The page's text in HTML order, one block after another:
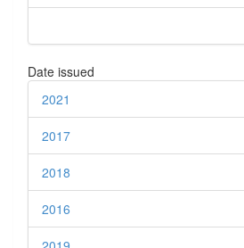
Date issued
2021
2017
2018
2016